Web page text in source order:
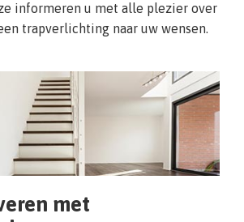
informeren u met alle plezier over
trapverlichting naar uw wensen.
met